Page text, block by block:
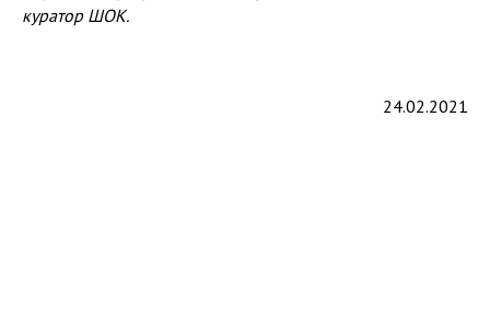
куратор ШОК.
24.02.2021